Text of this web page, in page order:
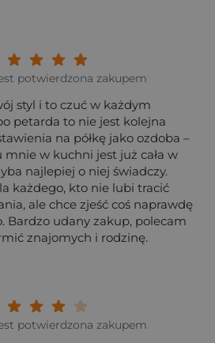
Twoja ocena:
Twoja ocena: Wybitna 9/
Twoja ocena: Rewelacyjna 8/
Twoja ocena: Bardzo dobra 7/10"
ocena: Dobra 6/10"
Przeciętna 5/10"
Może być 4/10"
3/10"
słaba 2/10"
1/10"
potwierdzona zakupem
styl i to czuć w każdym
petarda to nie jest kolejna
na półkę jako ozdoba –
mnie w kuchni jest już cała w
najlepiej o niej świadczy.
każdego, kto nie lubi tracić
ale chce zjeść coś naprawdę
Bardzo udany zakup, polecam
znajomych i rodzinę.
Twoja ocena:
Twoja ocena: Wybitna 9/
Twoja ocena: Rewelacyjna 8/
Twoja ocena: Bardzo dobra 7/10"
ocena: Dobra 6/10"
Przeciętna 5/10"
Może być 4/10"
3/10"
słaba 2/10"
1/10"
potwierdzona zakupem